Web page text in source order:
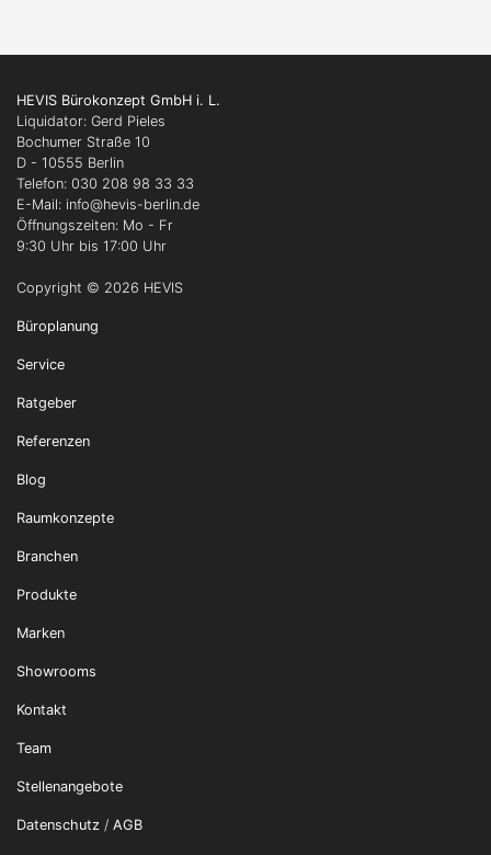
HEVIS Bürokonzept GmbH i. L.
Liquidator: Gerd Pieles
Bochumer Straße 10
D - 10555 Berlin
Telefon: 030 208 98 33 33
E-Mail: info@hevis-berlin.de
Öffnungszeiten: Mo - Fr
9:30 Uhr bis 17:00 Uhr
Copyright © 2026 HEVIS
Büroplanung
Service
Ratgeber
Referenzen
Blog
Raumkonzepte
Branchen
Produkte
Marken
Showrooms
Kontakt
Team
Stellenangebote
Datenschutz / AGB